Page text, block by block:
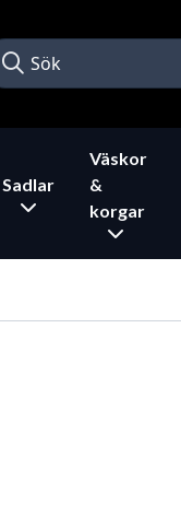
Sadlar
Väskor
&
korgar